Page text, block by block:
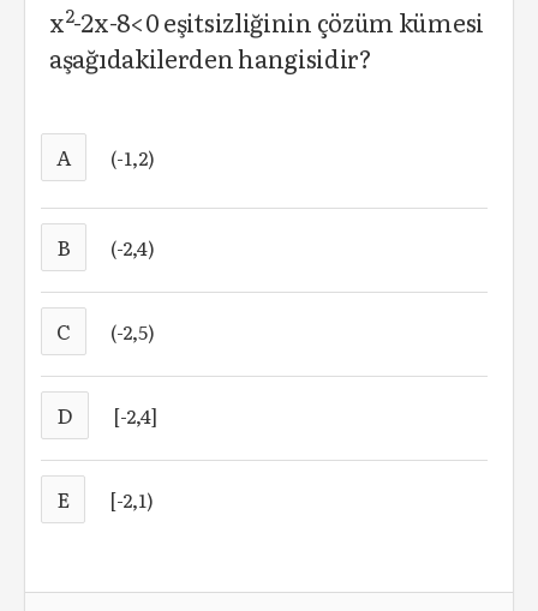
x2-2x-8<0 eşitsizliğinin çözüm kümesi
aşağıdakilerden hangisidir?
A (-1,2)
B (-2,4)
C (-2,5)
D [-2,4]
E [-2,1)